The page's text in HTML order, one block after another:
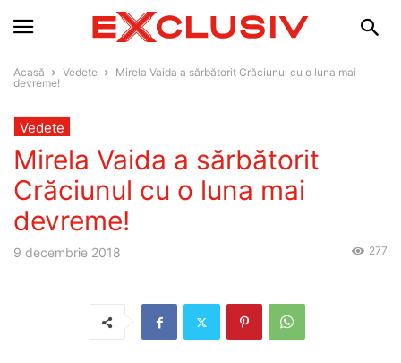
Acasă Vedete
Mirela Vaida a sărbătorit Crăciunul cu o luna mai
devreme!
Vedete
Mirela Vaida a sărbătorit
Crăciunul cu o luna mai
devreme!
9 decembrie 2018 277